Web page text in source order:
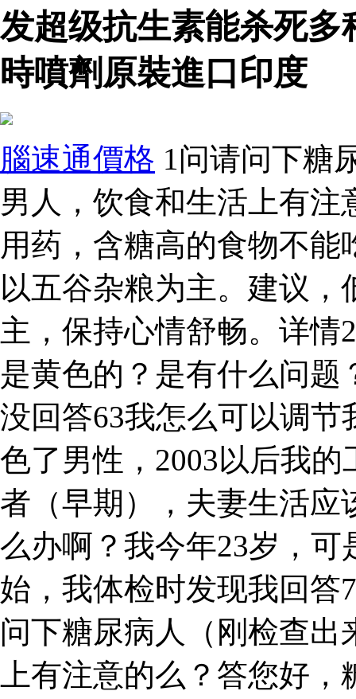
发超级抗生素能杀死
時噴劑原裝進口印度
腦速通價格 1问请问下糖
男人，饮食和生活上有
用药，含糖高的食物不
以五谷杂粮为主。建议
主，保持心情舒畅。详
是黄色的？是有什么问
没回答63我怎么可以调
色了男性，2003以后我
者（早期），夫妻生活应
么办啊？我今年23岁，
始，我体检时发现我回答
问下糖尿病人（刚检查出
上有注意的么？答您好